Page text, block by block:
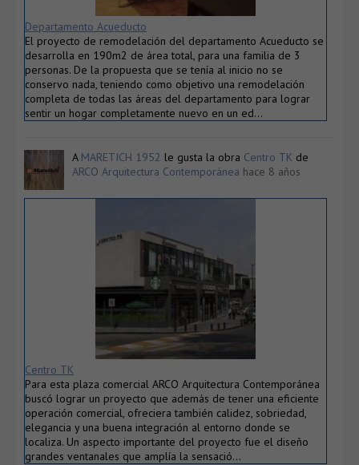
Departamento Acueducto
El proyecto de remodelación del departamento Acueducto se
desarrolla en 190m2 de área total, para una familia de 3
personas. De la propuesta que se tenía al inicio no se
conservo nada, teniendo como objetivo una remodelación
completa de todas las áreas del departamento para lograr
sentir un hogar completamente nuevo en un ed…
A MARETICH 1952 le gusta la obra Centro TK de
ARCO Arquitectura Contemporánea hace 8 años
Centro TK
Para esta plaza comercial ARCO Arquitectura Contemporánea
buscó lograr un proyecto que además de tener una eficiente
operación comercial, ofreciera también calidez, sobriedad,
elegancia y una buena integración al entorno donde se
localiza. Un aspecto importante del proyecto fue el diseño
grandes ventanales que amplía la sensació…